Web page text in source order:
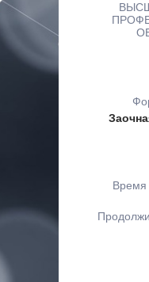
Время